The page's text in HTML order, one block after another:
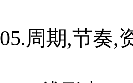
05.周期,节奏,